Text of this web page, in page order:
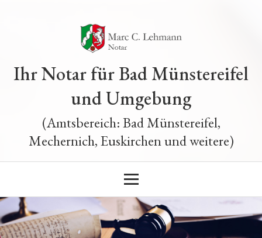
Ihr Notar für Bad Münstereifel
und Umgebung
(Amtsbereich: Bad Münstereifel,
Mechernich, Euskirchen und weitere)